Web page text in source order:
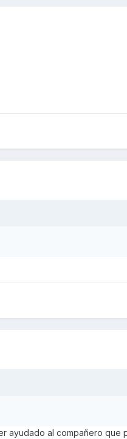
ayudado al compañero que